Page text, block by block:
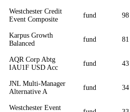
Westchester Credit
Event Composite
fund 98
Karpus Growth
Balanced
fund
AQR Corp Abtg
IAU1F USD Acc
fund
JNL Multi-Manager
Alternative A
fund
Westchester Event